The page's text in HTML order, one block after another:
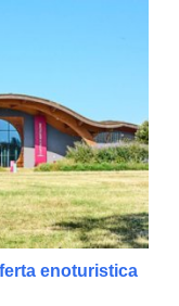
enoturistica